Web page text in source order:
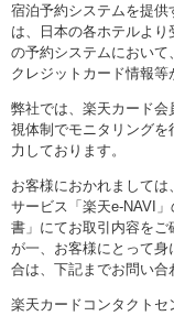
宿泊予約システムを提供
は、日本の各ホテルより
の予約システムにおい
クレジットカード情報等
弊社では、楽天カード会
視体制でモニタリング
力しております。
お客様におかれまして
サービス「楽天e-NAVI
書」にてお取引内容を
が一、お客様にとって
合は、下記までお問い合
楽天カードコンタクトセ